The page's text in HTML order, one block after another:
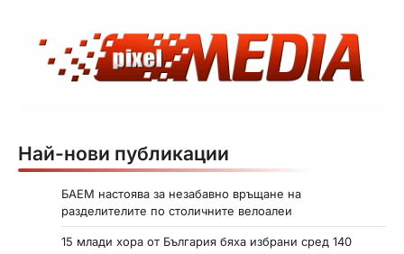
Най-нови публикации
БАЕМ настоява за незабавно връщане на
разделителите по столичните велоалеи
15 млади хора от България бяха избрани сред 140